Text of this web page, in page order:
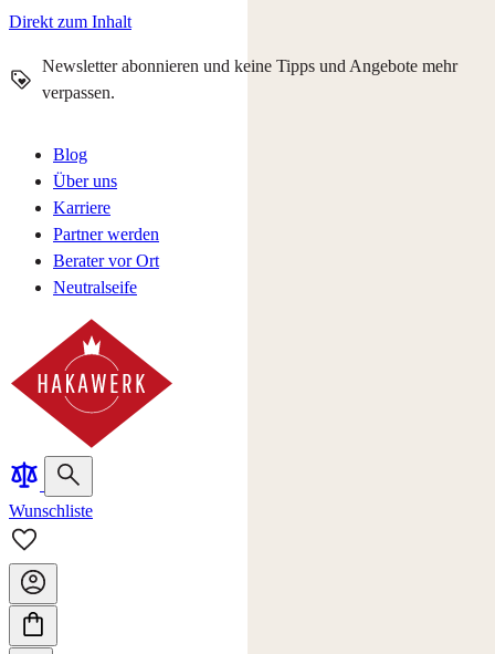
Direkt zum Inhalt
Newsletter abonnieren und keine Tipps und Angebote mehr
verpassen.
Blog
Über uns
Karriere
Partner werden
Berater vor Ort
Neutralseife
Wunschliste